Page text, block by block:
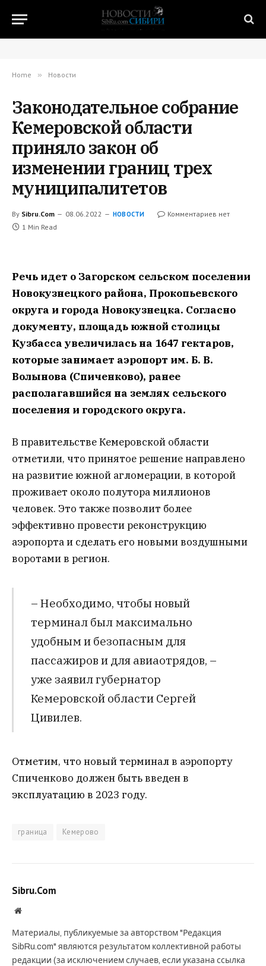
Home » Новости
Законодательное собрание
Кемеровской области
приняло закон об
изменении границ трех
муниципалитетов
By Sibru.Com 08.06.2022 НОВОСТИ
Комментариев нет
1 Min Read
Речь идет о Загорском сельском поселении
Новокузнецкого района, Прокопьевского
округа и города Новокузнецка. Согласно
документу, площадь южной столицы
Кузбасса увеличилась на 1647 гектаров,
которые занимает аэропорт им. Б. В.
Волынова (Спиченково), ранее
располагавшийся на землях сельского
поселения и городского округа.
В правительстве Кемеровской области
отметили, что принятое решение направлено
на развитие южной агломерации, в которой
проживает около полутора миллионов
человек. Это также позволит более
эффективно провести реконструкцию
аэропорта и сделать его новыми воздушными
воротами в регион.
– Необходимо, чтобы новый
терминал был максимально
удобным и безопасным для
пассажиров и для авиаотрядов, –
уже заявил губернатор
Кемеровской области Сергей
Цивилев.
Отметим, что новый терминал в аэропорту
Спиченково должен быть введен в
эксплуатацию в 2023 году.
граница Кемерово
Sibru.Com
Website
Материалы, публикуемые за авторством "Редакция
SibRu.com" являются результатом коллективной работы
редакции (за исключением случаев, если указана ссылка